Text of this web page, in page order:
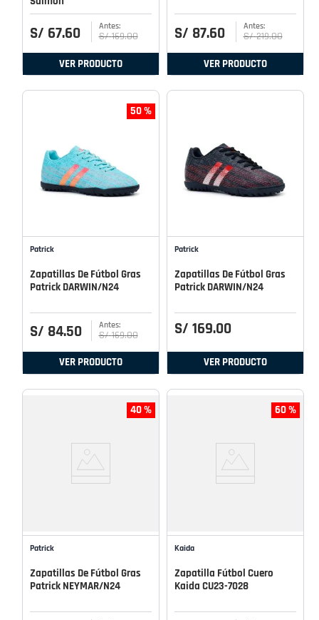
S/ 67.60 S/ 169.00
VER PRODUCTO
S/ 87.60 S/ 219.00
VER PRODUCTO
50 %
Patrick
Zapatillas De Fútbol Gras
Patrick DARWIN/N24
S/ 84.50 S/ 169.00
VER PRODUCTO
Patrick
Zapatillas De Fútbol Gras
Patrick DARWIN/N24
S/ 169.00
VER PRODUCTO
40 %
Patrick
Zapatillas De Fútbol Gras
Patrick NEYMAR/N24
60 %
Kaida
Zapatilla Fútbol Cuero
Kaida CU23-7028